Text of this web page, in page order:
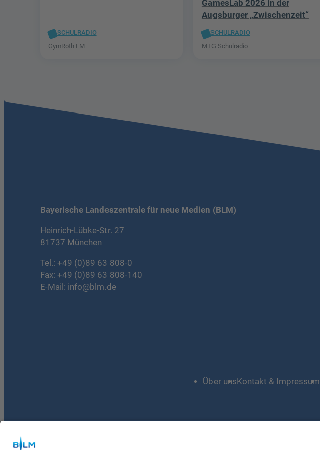
SCHULRADIO
GymRoth FM
GamesLab 2026 in der
Augsburger „Zwischenzeit“
SCHULRADIO
MTG Schulradio
Bayerische Landeszentrale für neue Medien (BLM)
Heinrich-Lübke-Str. 27
81737 München
Tel.: +49 (0)89 63 808-0
Fax: +49 (0)89 63 808-140
E-Mail: info@blm.de
Über unsKontakt & Impressum